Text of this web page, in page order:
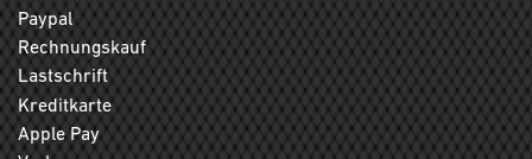
Paypal
Rechnungskauf
Lastschrift
Kreditkarte
Apple Pay